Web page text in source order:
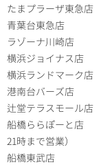
たまプラーザ東急店
青葉台東急店
ラゾーナ川崎店
横浜ジョイナス店
横浜ランドマーク店
港南台バーズ店
辻堂テラスモール店
船橋ららぽーと店
21時まで営業）
船橋東武店